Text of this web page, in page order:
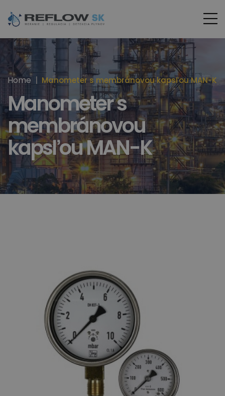
Home Manometer s membránovou kapsľou MAN-K
Manometer s
membránovou
kapsľou MAN-K